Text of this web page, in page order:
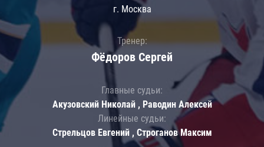
г. Москва
Тренер:
Фёдоров Сергей
Главные судьи:
Акузовский Николай , Раводин Алексей
Линейные судьи:
Стрельцов Евгений , Строганов Максим